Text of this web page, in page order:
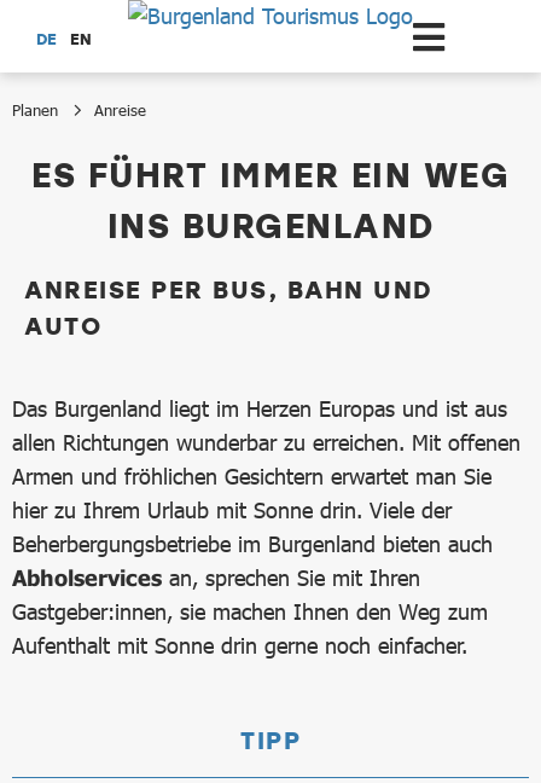
Zum Hauptinhalt springen
DE EN
Planen Anreise
AnreiseES FÜHRT IMMER EIN WEG
INS BURGENLAND
ANREISE PER BUS, BAHN UND
AUTO
Das Burgenland liegt im Herzen Europas und ist aus
allen Richtungen wunderbar zu erreichen. Mit offenen
Armen und fröhlichen Gesichtern erwartet man Sie
hier zu Ihrem Urlaub mit Sonne drin. Viele der
Beherbergungsbetriebe im Burgenland bieten auch
Abholservices an, sprechen Sie mit Ihren
Gastgeber:innen, sie machen Ihnen den Weg zum
Aufenthalt mit Sonne drin gerne noch einfacher.
TIPP